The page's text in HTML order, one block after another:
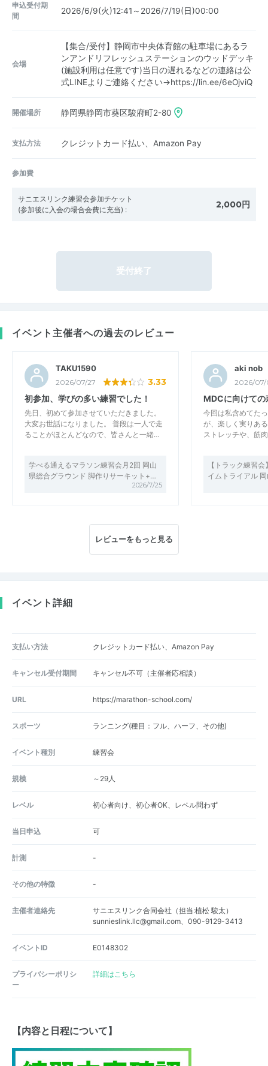
申込受付期
間
2026/6/9(火)12:41～2026/7/19(日)00:00
会場
【集合/受付】静岡市中央体育館の駐車場にあるラ
ンアンドリフレッシュステーションのウッドデッキ
(施設利用は任意です)当日の遅れるなどの連絡は公
式LINEよりご連絡ください→https://lin.ee/6eOjviQ
開催場所 静岡県静岡市葵区駿府町2-80
支払方法 クレジットカード払い、Amazon Pay
参加費
サニエスリンク練習会参加チケット
(参加後に入会の場合会費に充当) : 2,000円
受付終了
イベント主催者への過去のレビュー
TAKU1590
2026/07/27 3.33
初参加、学びの多い練習でした！
先日、初めて参加させていただきました。
大変お世話になりました。 普段は一人で走
ることがほとんどなので、皆さんと一緒…
学べる通えるマラソン練習会月2回 岡山
県総合グラウンド 脚作りサーキット+…
2026/7/25
aki nob
2026/
MDCに向けての
今回は私含めてた
が、楽しく実りあ
ストレッチや、筋
【トラック練習
イムトライアル
レビューをもっと見る
イベント詳細
支払い方法 クレジットカード払い、Amazon Pay
キャンセル受付期間 キャンセル不可（主催者応相談）
URL https://marathon-school.com/
スポーツ ランニング(種目：フル、ハーフ、その他)
イベント種別 練習会
規模 ～29人
レベル 初心者向け、初心者OK、レベル問わず
当日申込 可
計測 -
その他の特徴 -
主催者連絡先
サニエスリンク合同会社（担当:植松 駿太）
sunnieslink.llc@gmail.com、090-9129-3413
イベントID E0148302
プライバシーポリシ
ー
詳細はこちら
【内容と日程について】